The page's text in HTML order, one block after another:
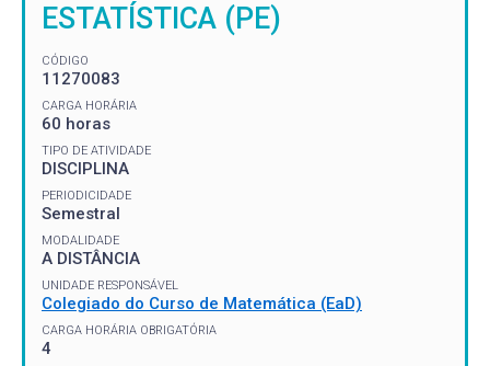
ESTATÍSTICA (PE)
CÓDIGO
11270083
CARGA HORÁRIA
60 horas
TIPO DE ATIVIDADE
DISCIPLINA
PERIODICIDADE
Semestral
MODALIDADE
A DISTÂNCIA
UNIDADE RESPONSÁVEL
Colegiado do Curso de Matemática (EaD)
CARGA HORÁRIA OBRIGATÓRIA
4